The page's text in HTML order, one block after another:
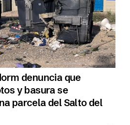
denuncia que
y basura se
parcela del Salto del